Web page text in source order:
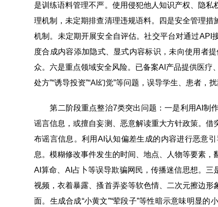
是训练语料管理不严。使用侵犯他人知识产权、隐
理机制，未定期排查清理违规语料。四是安全管理
机制。未定期开展安全自评估。社交平台对通过API
度合成内容添加隐式、显式内容标识，未向使用者
众。六是重点领域安全风险。已备案AI产品提供医疗
处方”“诱导投资”“AI幻觉”等问题，误导学生、患者，
第二阶段重点整治7类突出问题：一是利用AI制作
谣言信息，或擅自妄测、恶意解读重大方针政策。
布谣言信息。利用AI认知偏差生成的内容进行恶意
息。模糊修改事件发生的时间、地点、人物等要素
AI算命、AI占卜等误导欺骗网民，传播迷信思想。
视频，衣着暴露、搔首弄姿等软色情、二次元擦边
面。生成合成“小黄文”“荤段子”等性暗示意味明显